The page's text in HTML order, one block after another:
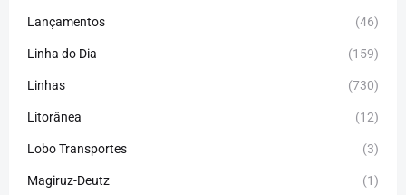
Lançamentos (46)
Linha do Dia (159)
Linhas (730)
Litorânea (12)
Lobo Transportes (3)
Magiruz-Deutz (1)